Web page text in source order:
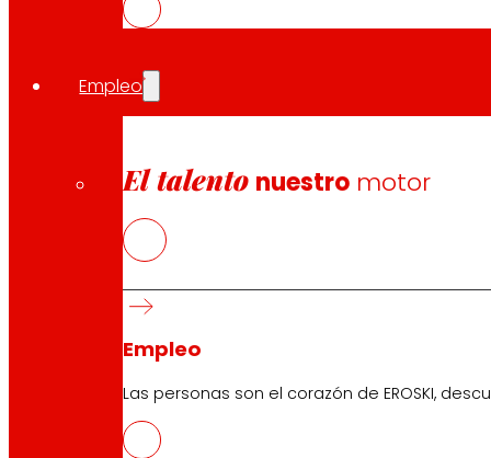
Empleo
El talento nuestro motor
Empleo
Las personas son el corazón de EROSKI,
EROSKI ha inaugurado 67 franquicias en el 2022. La
red de tiendas propias, representa un fuerte impulso a
EROSKI mantiene el ritmo de aperturas de
Continúa así expandiendo su red franquiciada con el
ejercicio 2023 EROSKI tiene previsto inaugurar 65